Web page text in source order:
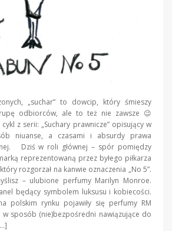
„suchar” to dowcip, który śmieszy
odbiorców, ale to też nie zawsze 😉
z serii: „Suchary prawnicze” opisujący w
niuanse, a czasami i absurdy prawa
Dziś w roli głównej – spór pomiędzy
reprezentowaną przez byłego piłkarza
rozgorzał na kanwie oznaczenia „No 5”.
– ulubione perfumy Marilyn Monroe.
będący symbolem luksusu i kobiecości.
polskim rynku pojawiły się perfumy RM
sposób (nie)bezpośredni nawiązujące do